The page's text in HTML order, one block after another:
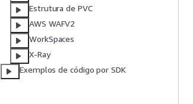
Estrutura de PVC
AWS WAFV2
WorkSpaces
X-Ray
Exemplos de código por SDK